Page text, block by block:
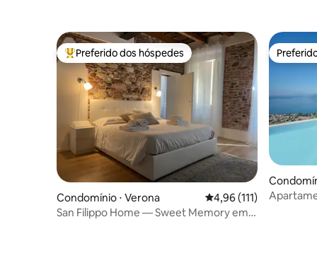
Entre os melhores preferidos dos hóspedes
Preferido dos hóspedes
Condomínio ⋅ Verona 4,96 de uma avaliação
4,96 (111)
San Filippo Home — Sweet Memory em
o